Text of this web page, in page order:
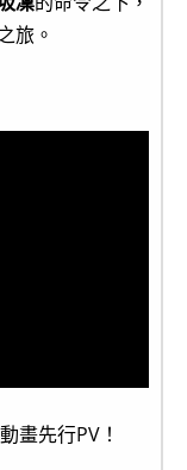
旅。
畫先行PV！